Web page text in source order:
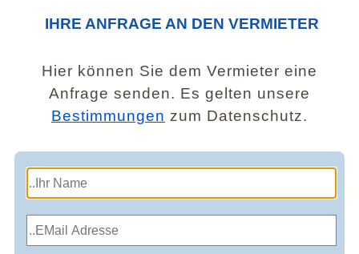
IHRE ANFRAGE AN DEN VERMIETER
Hier können Sie dem Vermieter eine
Anfrage senden. Es gelten unsere
Bestimmungen zum Datenschutz.